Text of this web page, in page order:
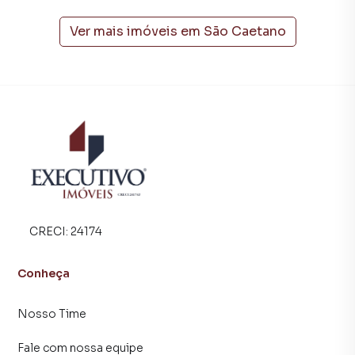
encontrar o imóvel que mais combina com seu estilo de
consegue comprar ou alugar um imóvel em Arroio do Meio
mesmo não estando na cidade e com a praticidade de
fazer tudo online, direto do seu computador ou
smartphone. Nós criamos soluções inovadoras para
simplificar a relação de proprietários, inquilinos e
Imóveis é uma imobiliária digital com imóveis em diversas
cidades do Brasil, incluindo Arroio do Meio.
Na Executivo Imóveis você consegue vender ou alugar seu
Ver mais imóveis em São Caetano
CRECI: 24174
Conheça
Nosso Time
Fale com nossa equipe